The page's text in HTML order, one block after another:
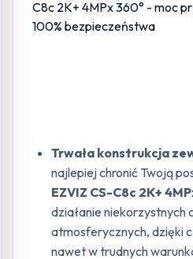
Trwała konstrukcja
najlepiej chronić Twoją
EZVIZ CS-C8c 2K+
działanie niekorzystnych
atmosferycznych, dzięki
nawet w trudnych